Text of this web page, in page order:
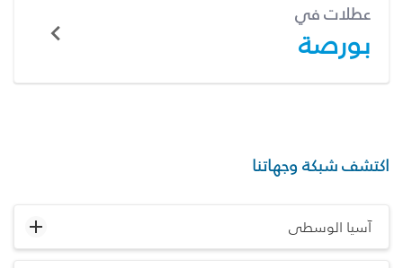
عطلات في
بورصة
اكتشف شبكة وجهاتنا
آسيا الوسطى